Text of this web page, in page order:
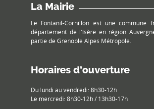
La Mairie
Le Fontanil-Cornillon est une commune
département de l'Isère en région
partie de Grenoble Alpes Métropole.
Horaires d’ouverture
Du lundi au vendredi: 8h30-12h
Le mercredi: 8h30-12h / 13h30-17h